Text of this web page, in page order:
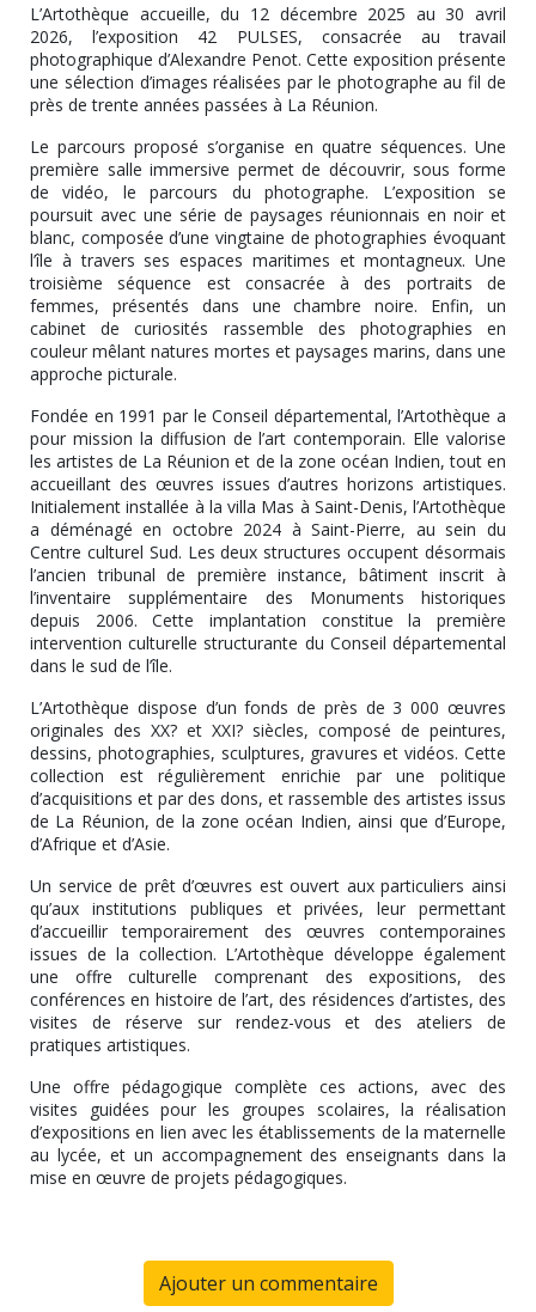
L’Artothèque accueille, du 12 décembre 2025 au 30 avril
2026, l’exposition 42 PULSES, consacrée au travail
photographique d’Alexandre Penot. Cette exposition présente
une sélection d’images réalisées par le photographe au fil de
près de trente années passées à La Réunion.
Le parcours proposé s’organise en quatre séquences. Une
première salle immersive permet de découvrir, sous forme
de vidéo, le parcours du photographe. L’exposition se
poursuit avec une série de paysages réunionnais en noir et
blanc, composée d’une vingtaine de photographies évoquant
l’île à travers ses espaces maritimes et montagneux. Une
troisième séquence est consacrée à des portraits de
femmes, présentés dans une chambre noire. Enfin, un
cabinet de curiosités rassemble des photographies en
couleur mêlant natures mortes et paysages marins, dans une
approche picturale.
Fondée en 1991 par le Conseil départemental, l’Artothèque a
pour mission la diffusion de l’art contemporain. Elle valorise
les artistes de La Réunion et de la zone océan Indien, tout en
accueillant des œuvres issues d’autres horizons artistiques.
Initialement installée à la villa Mas à Saint-Denis, l’Artothèque
a déménagé en octobre 2024 à Saint-Pierre, au sein du
Centre culturel Sud. Les deux structures occupent désormais
l’ancien tribunal de première instance, bâtiment inscrit à
l’inventaire supplémentaire des Monuments historiques
depuis 2006. Cette implantation constitue la première
intervention culturelle structurante du Conseil départemental
dans le sud de l’île.
L’Artothèque dispose d’un fonds de près de 3 000 œuvres
originales des XX? et XXI? siècles, composé de peintures,
dessins, photographies, sculptures, gravures et vidéos. Cette
collection est régulièrement enrichie par une politique
d’acquisitions et par des dons, et rassemble des artistes issus
de La Réunion, de la zone océan Indien, ainsi que d’Europe,
d’Afrique et d’Asie.
Un service de prêt d’œuvres est ouvert aux particuliers ainsi
qu’aux institutions publiques et privées, leur permettant
d’accueillir temporairement des œuvres contemporaines
issues de la collection. L’Artothèque développe également
une offre culturelle comprenant des expositions, des
conférences en histoire de l’art, des résidences d’artistes, des
visites de réserve sur rendez-vous et des ateliers de
pratiques artistiques.
Une offre pédagogique complète ces actions, avec des
visites guidées pour les groupes scolaires, la réalisation
d’expositions en lien avec les établissements de la maternelle
au lycée, et un accompagnement des enseignants dans la
mise en œuvre de projets pédagogiques.
Ajouter un commentaire